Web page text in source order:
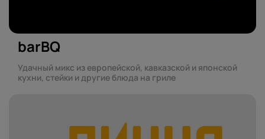
barBQ
Удачный микс из европейской, кавказской и японской
кухни, стейки и другие блюда на гриле